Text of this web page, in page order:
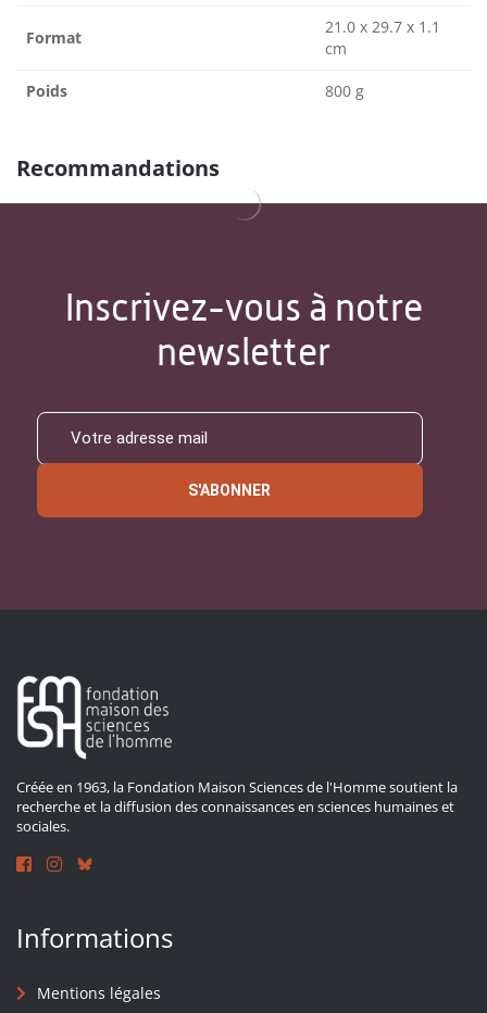
Format
21.0 x 29.7 x 1.1
cm
Poids 800 g
Recommandations
Inscrivez-vous à notre
newsletter
S'ABONNER
Créée en 1963, la Fondation Maison Sciences de l'Homme soutient la
recherche et la diffusion des connaissances en sciences humaines et
sociales.
Informations
Mentions légales